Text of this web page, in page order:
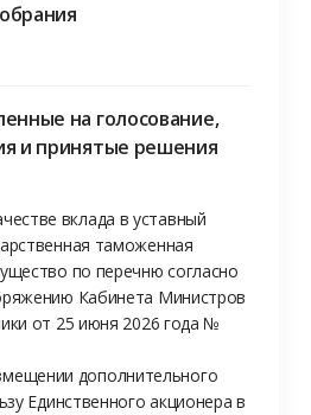
на голосование,
и принятые решения
таможенная
по перечню согласно
Кабинета Министров
от 25 июня 2026 года №
Единственного акционера в